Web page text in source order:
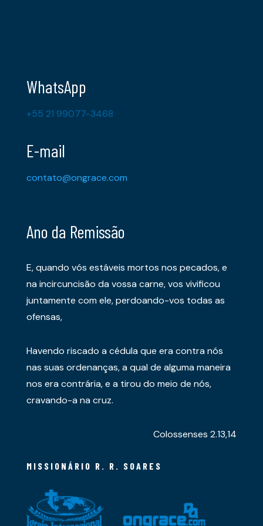
WhatsApp
+55 21 99077-3468
E-mail
contato@ongrace.com
Ano da Remissão
E, quando vós estáveis mortos nos pecados, e
na incircuncisão da vossa carne, vos vivificou
juntamente com ele, perdoando-vos todas as
ofensas,
Havendo riscado a cédula que era contra nós
nas suas ordenanças, a qual de alguma maneira
nos era contrária, e a tirou do meio de nós,
cravando-a na cruz.
Colossenses 2.13,14
MISSIONÁRIO R. R. SOARES